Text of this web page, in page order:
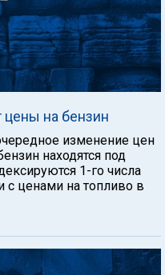
цены на бензин
изменение цен
находятся под
1-го числа
с ценами на топливо в